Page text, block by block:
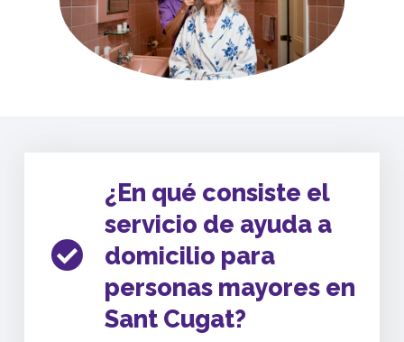
¿En qué consiste el
servicio de ayuda a
domicilio para
personas mayores en
Sant Cugat?